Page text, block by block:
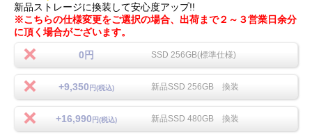
新品ストレージに換装して安心度アップ!!
※こちらの仕様変更をご選択の場合、出荷まで２～３営業日余分
に頂く場合がございます。
0円 SSD 256GB(標準仕様)
+9,350 円(税込) 新品SSD 256GB 換装
+16,990 円(税込) 新品SSD 480GB 換装